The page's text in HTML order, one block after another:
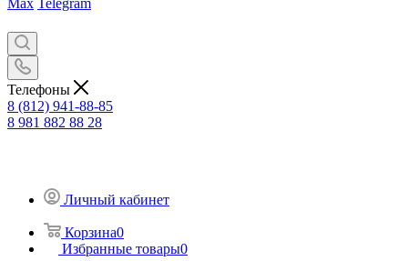
Max Telegram
Телефоны
8 (812) 941-88-85
8 981 882 88 28
Личный кабинет
Корзина0
Избранные товары0